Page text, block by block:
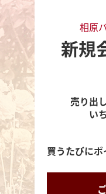
相原
新規
売り出
い
買うたびにポ